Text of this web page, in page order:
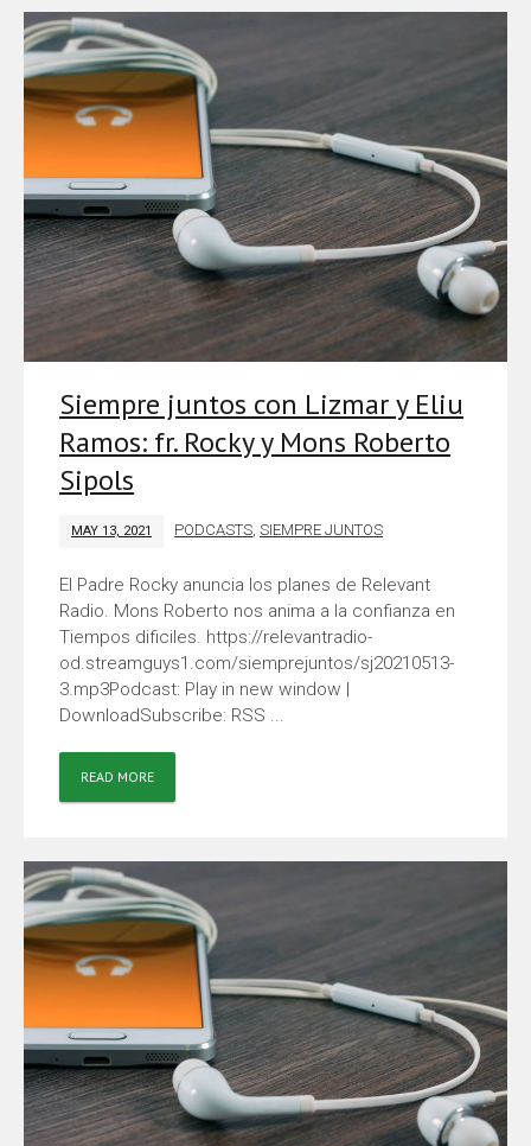
Siempre juntos con Lizmar y Eliu
Ramos: fr. Rocky y Mons Roberto
Sipols
MAY 13, 2021 PODCASTS,SIEMPRE JUNTOS
El Padre Rocky anuncia los planes de Relevant
Radio. Mons Roberto nos anima a la confianza en
Tiempos dificiles. https://relevantradio-
od.streamguys1.com/siemprejuntos/sj20210513-
3.mp3Podcast: Play in new window |
DownloadSubscribe: RSS ...
READ MORE